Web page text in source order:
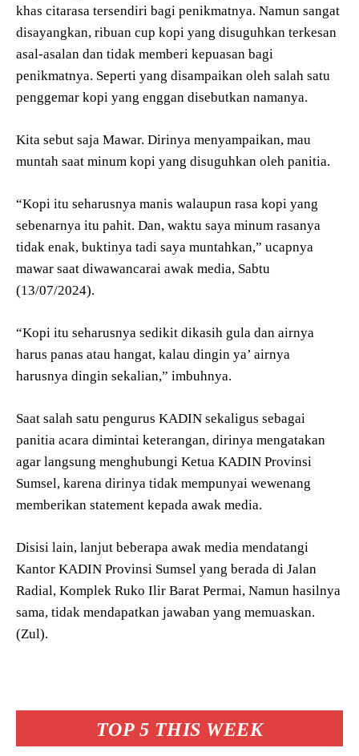
TOP 5 THIS WEEK
khas citarasa tersendiri bagi penikmatnya. Namun sangat
disayangkan, ribuan cup kopi yang disuguhkan terkesan
asal-asalan dan tidak memberi kepuasan bagi
penikmatnya. Seperti yang disampaikan oleh salah satu
penggemar kopi yang enggan disebutkan namanya.
Kita sebut saja Mawar. Dirinya menyampaikan, mau
muntah saat minum kopi yang disuguhkan oleh panitia.
“Kopi itu seharusnya manis walaupun rasa kopi yang
sebenarnya itu pahit. Dan, waktu saya minum rasanya
tidak enak, buktinya tadi saya muntahkan,” ucapnya
mawar saat diwawancarai awak media, Sabtu
(13/07/2024).
“Kopi itu seharusnya sedikit dikasih gula dan airnya
harus panas atau hangat, kalau dingin ya’ airnya
harusnya dingin sekalian,” imbuhnya.
Saat salah satu pengurus KADIN sekaligus sebagai
panitia acara dimintai keterangan, dirinya mengatakan
agar langsung menghubungi Ketua KADIN Provinsi
Sumsel, karena dirinya tidak mempunyai wewenang
memberikan statement kepada awak media.
Disisi lain, lanjut beberapa awak media mendatangi
Kantor KADIN Provinsi Sumsel yang berada di Jalan
Radial, Komplek Ruko Ilir Barat Permai, Namun hasilnya
sama, tidak mendapatkan jawaban yang memuaskan.
(Zul).